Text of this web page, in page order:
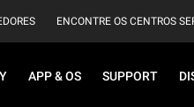
ENCONTRE OS CENTROS
APP & OS SUPPORT